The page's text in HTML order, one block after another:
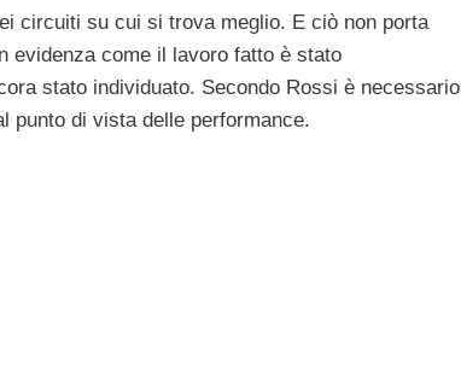
circuiti su cui si trova meglio. E ciò non porta
evidenza come il lavoro fatto è stato
stato individuato. Secondo Rossi è necessario
punto di vista delle performance.